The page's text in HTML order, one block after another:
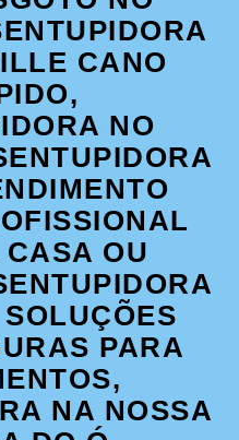
CANO
NO
OU
PARA
NA NOSSA